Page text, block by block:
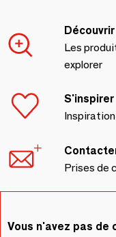
Découvrir
Les
explorer
S'inspirer
Prises de
Vous n'avez pas de